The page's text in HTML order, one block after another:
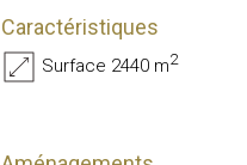
Caractéristiques
Surface 2440 m2